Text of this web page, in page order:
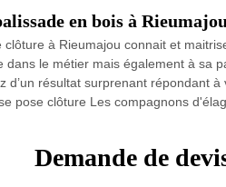
en bois à
clôture à Rieumajou connait et
dans le métier mais également à sa
d’un résultat surprenant répondant
pose clôture Les compagnons
Demande de